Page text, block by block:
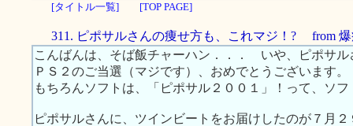
[タイトル一覧] [TOP PAGE]
311. ピポサルさんの痩せ方も、これマジ！? from
こんばんは、そば飯チャーハン．．． いや、ピポサル
ＰＳ２のご当選（マジです）、おめでとうございます。
もちろんソフトは、「ピポサル２００１」！って、ソ
ピポサルさんに、ツインビートをお届けしたのが７月